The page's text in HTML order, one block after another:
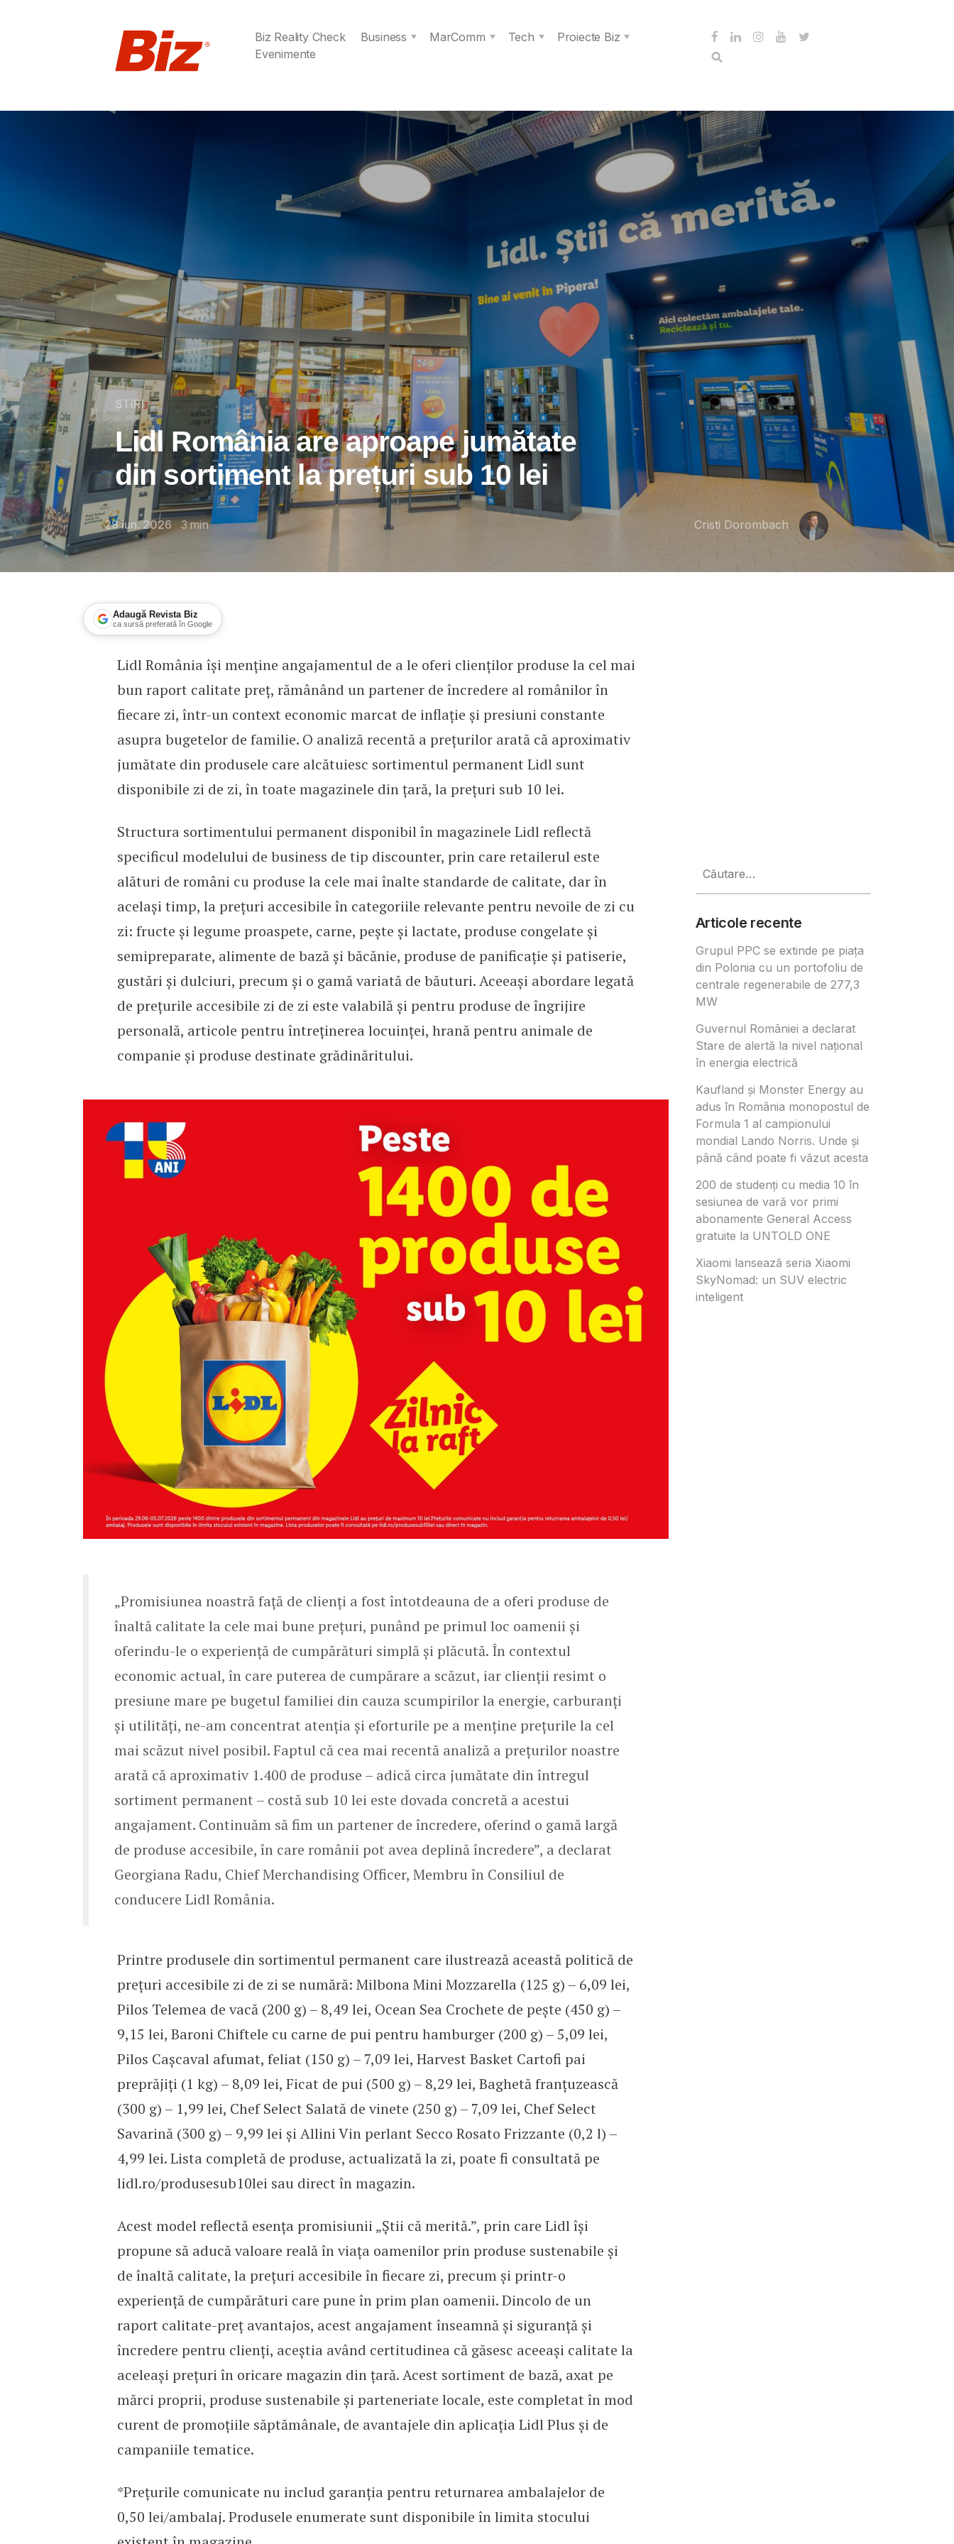
Biz Reality Check Business MarComm Tech
Proiecte Biz
Evenimente
STIRI
Lidl România are aproape jumătate
din sortiment la prețuri sub 10 lei
29 iun. 2026 3min Cristi Dorombach
Adaugă Revista Biz
ca sursă preferată în Google
Lidl România are aproape jumătate din sortiment la prețuri sub 10 lei
Lidl România își menține angajamentul de a le oferi clienților produse la cel mai
bun raport calitate preț, rămânând un partener de încredere al românilor în
fiecare zi, într-un context economic marcat de inflație și presiuni constante
asupra bugetelor de familie. O analiză recentă a prețurilor arată că aproximativ
jumătate din produsele care alcătuiesc sortimentul permanent Lidl sunt
disponibile zi de zi, în toate magazinele din țară, la prețuri sub 10 lei.
Structura sortimentului permanent disponibil în magazinele Lidl reflectă
specificul modelului de business de tip discounter, prin care retailerul este
alături de români cu produse la cele mai înalte standarde de calitate, dar în
același timp, la prețuri accesibile în categoriile relevante pentru nevoile de zi cu
zi: fructe și legume proaspete, carne, pește și lactate, produse congelate și
semipreparate, alimente de bază și băcănie, produse de panificație și patiserie,
gustări și dulciuri, precum și o gamă variată de băuturi. Aceeași abordare legată
de prețurile accesibile zi de zi este valabilă și pentru produse de îngrijire
personală, articole pentru întreținerea locuinței, hrană pentru animale de
companie și produse destinate grădinăritului.
„Promisiunea noastră față de clienți a fost întotdeauna de a oferi produse de
înaltă calitate la cele mai bune prețuri, punând pe primul loc oamenii și
oferindu-le o experiență de cumpărături simplă și plăcută. În contextul
economic actual, în care puterea de cumpărare a scăzut, iar clienții resimt o
presiune mare pe bugetul familiei din cauza scumpirilor la energie, carburanți
și utilități, ne-am concentrat atenția și eforturile pe a menține prețurile la cel
mai scăzut nivel posibil. Faptul că cea mai recentă analiză a prețurilor noastre
arată că aproximativ 1.400 de produse – adică circa jumătate din întregul
sortiment permanent – costă sub 10 lei este dovada concretă a acestui
angajament. Continuăm să fim un partener de încredere, oferind o gamă largă
de produse accesibile, în care românii pot avea deplină încredere”, a declarat
Georgiana Radu, Chief Merchandising Officer, Membru în Consiliul de
conducere Lidl România.
Printre produsele din sortimentul permanent care ilustrează această politică de
prețuri accesibile zi de zi se numără: Milbona Mini Mozzarella (125 g) – 6,09 lei,
Pilos Telemea de vacă (200 g) – 8,49 lei, Ocean Sea Crochete de pește (450 g) –
9,15 lei, Baroni Chiftele cu carne de pui pentru hamburger (200 g) – 5,09 lei,
Pilos Cașcaval afumat, feliat (150 g) – 7,09 lei, Harvest Basket Cartofi pai
preprăjiți (1 kg) – 8,09 lei, Ficat de pui (500 g) – 8,29 lei, Baghetă franțuzească
(300 g) – 1,99 lei, Chef Select Salată de vinete (250 g) – 7,09 lei, Chef Select
Savarină (300 g) – 9,99 lei și Allini Vin perlant Secco Rosato Frizzante (0,2 l) –
4,99 lei. Lista completă de produse, actualizată la zi, poate fi consultată pe
lidl.ro/produsesub10lei sau direct în magazin.
Acest model reflectă esența promisiunii „Știi că merită.”, prin care Lidl își
propune să aducă valoare reală în viața oamenilor prin produse sustenabile și
de înaltă calitate, la prețuri accesibile în fiecare zi, precum și printr-o
experiență de cumpărături care pune în prim plan oamenii. Dincolo de un
raport calitate-preț avantajos, acest angajament înseamnă și siguranță și
încredere pentru clienți, aceștia având certitudinea că găsesc aceeași calitate la
aceleași prețuri în oricare magazin din țară. Acest sortiment de bază, axat pe
mărci proprii, produse sustenabile și parteneriate locale, este completat în mod
curent de promoțiile săptămânale, de avantajele din aplicația Lidl Plus și de
campaniile tematice.
*Prețurile comunicate nu includ garanția pentru returnarea ambalajelor de
0,50 lei/ambalaj. Produsele enumerate sunt disponibile în limita stocului
după:
Articole recente
Grupul PPC se extinde pe piața
din Polonia cu un portofoliu de
centrale regenerabile de 277,3
MW
Guvernul României a declarat
Stare de alertă la nivel național
în energia electrică
Kaufland și Monster Energy au
adus în România monopostul de
Formula 1 al campionului
mondial Lando Norris. Unde și
până când poate fi văzut acesta
200 de studenți cu media 10 în
sesiunea de vară vor primi
abonamente General Access
gratuite la UNTOLD ONE
Xiaomi lansează seria Xiaomi
SkyNomad: un SUV electric
inteligent